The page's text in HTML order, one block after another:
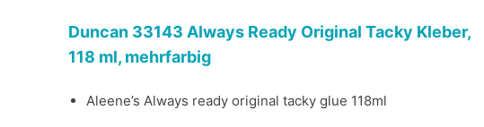
Duncan 33143 Always Ready Original Tacky Kleber,
118 ml, mehrfarbig
Aleene’s Always ready original tacky glue 118ml